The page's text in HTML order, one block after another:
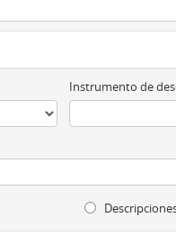
Instrumento de